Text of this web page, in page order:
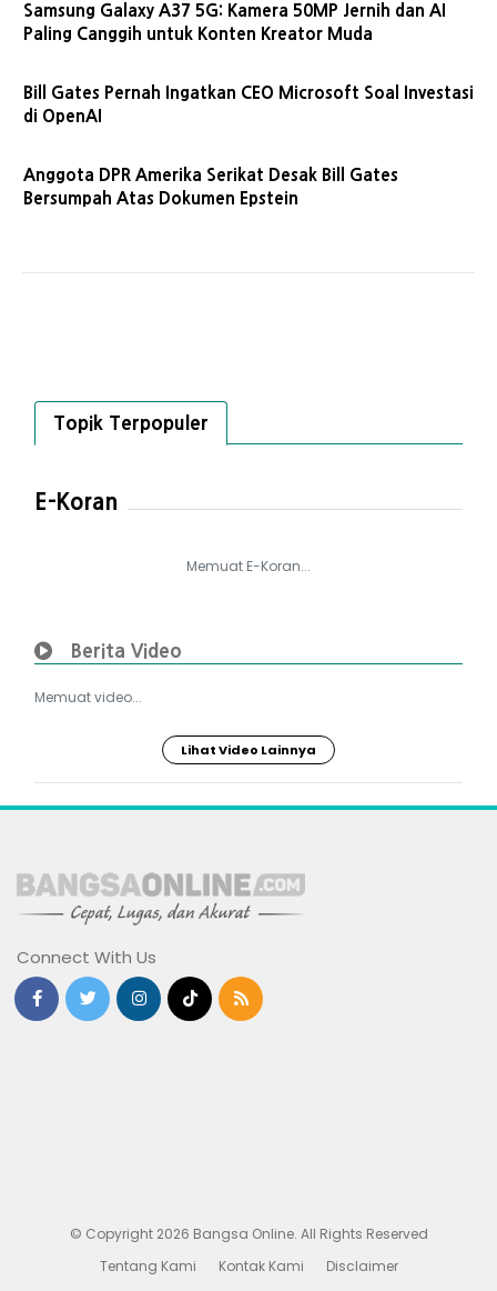
Samsung Galaxy A37 5G: Kamera 50MP Jernih dan AI
Paling Canggih untuk Konten Kreator Muda
Bill Gates Pernah Ingatkan CEO Microsoft Soal Investasi
di OpenAI
Anggota DPR Amerika Serikat Desak Bill Gates
Bersumpah Atas Dokumen Epstein
Topik Terpopuler
E-Koran
Memuat E-Koran...
Berita Video
Memuat video...
Lihat Video Lainnya
Connect With Us
© Copyright 2026 Bangsa Online. All Rights Reserved
Tentang Kami
Kontak Kami Disclaimer